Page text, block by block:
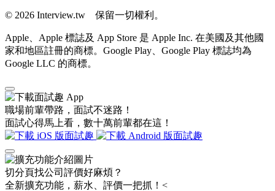
© 2026 Interview.tw 保留一切權利。
Apple、Apple 標誌及 App Store 是 Apple Inc. 在美國及其他國
家和地區註冊的商標。Google Play、Google Play 標誌均為
Google LLC 的商標。
職場前輩帶路，面試不迷路！
面試心得馬上看，數十萬前輩都在這！
切分頁找公司評價好麻煩？
全新擴充功能，薪水、評價一把抓！<